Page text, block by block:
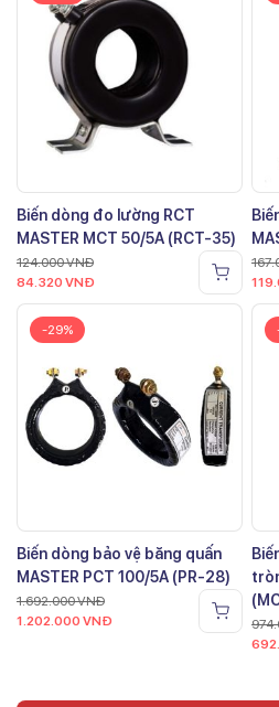
Biến dòng đo lường RCT
MASTER MCT 50/5A (RCT-35)
124.000VNĐ
84.320 VNĐ
-29%
Biến dòng bảo vệ băng quấn
MASTER PCT 100/5A (PR-28)
1.692.000VNĐ
1.202.000 VNĐ